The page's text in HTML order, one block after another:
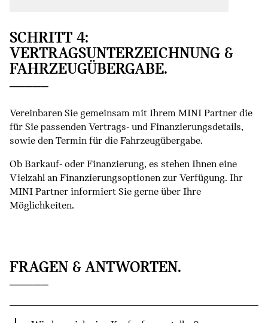
SCHRITT 4:
VERTRAGSUNTERZEICHNUNG &
FAHRZEUGÜBERGABE.
Vereinbaren Sie gemeinsam mit Ihrem MINI Partner die
für Sie passenden Vertrags- und Finanzierungsdetails,
sowie den Termin für die Fahrzeugübergabe.
Ob Barkauf- oder Finanzierung, es stehen Ihnen eine
Vielzahl an Finanzierungsoptionen zur Verfügung. Ihr
MINI Partner informiert Sie gerne über Ihre
Möglichkeiten.
FRAGEN & ANTWORTEN.